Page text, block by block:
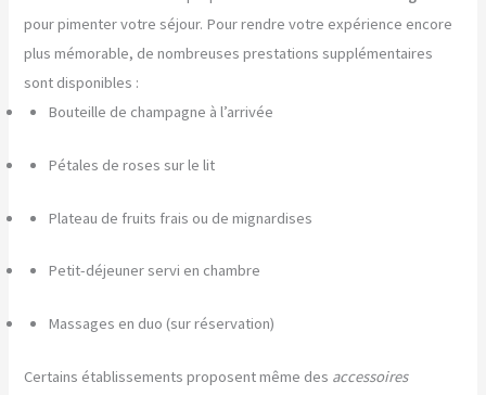
pour pimenter votre séjour. Pour rendre votre expérience encore
plus mémorable, de nombreuses prestations supplémentaires
sont disponibles :
Bouteille de champagne à l’arrivée
Pétales de roses sur le lit
Plateau de fruits frais ou de mignardises
Petit-déjeuner servi en chambre
Massages en duo (sur réservation)
Certains établissements proposent même des accessoires